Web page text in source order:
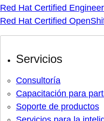
Red Hat Certified
Red Hat Certified
Servicios
Consultoría
Capacitación para
Soporte de productos